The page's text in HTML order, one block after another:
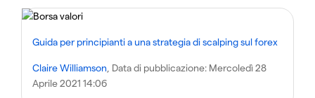
Guida per principianti a una strategia di scalping sul forex
Claire Williamson , Data di pubblicazione: Mercoledì 28
Aprile 2021 14:06